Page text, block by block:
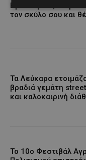
Βραδινή πεζοπορία
τον σκύλο σου και
Τα Λεύκαρα
βραδιά γεμάτη
και καλοκαιρινή
Το 10ο Φεστιβάλ